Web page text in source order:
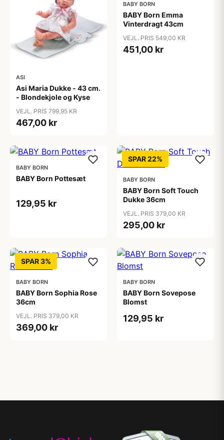
ASI
Asi Maria Dukke - 43 cm.
- Blondekjole og Kyse
VEJL. PRIS 799,95 KR
467,00 kr
BABY BORN
BABY Born Emma
Vinterdragt 43cm
VEJL. PRIS 549,00 KR
451,00 kr
BABY BORN
BABY Born Pottesæt
129,95 kr
SPAR 22%
BABY BORN
BABY Born Soft Touch
Dukke 36cm
VEJL. PRIS 379,00 KR
295,00 kr
SPAR 3%
BABY BORN
BABY Born Sophia Rose
36cm
VEJL. PRIS 379,00 KR
369,00 kr
BABY BORN
BABY Born Sovepose
Blomst
129,95 kr